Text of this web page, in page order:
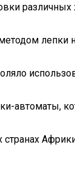
лепки
автоматы,
странах